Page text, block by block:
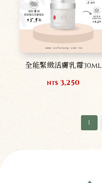
全能緊緻活膚乳霜30ml
NT$ 3,250
1